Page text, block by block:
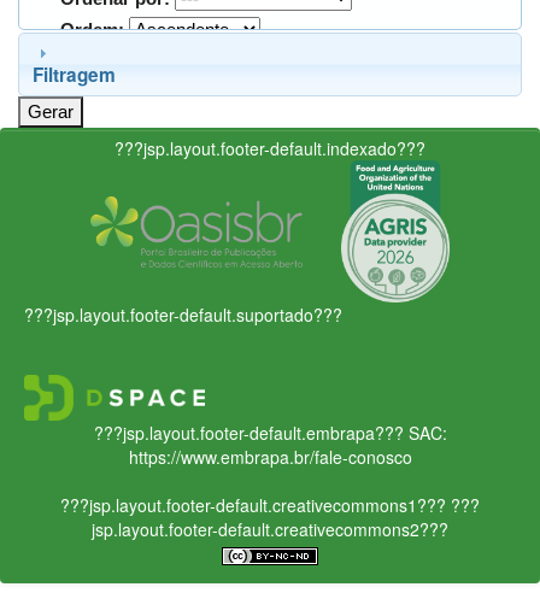
Ordem:
Filtragem
???jsp.layout.footer-default.indexado???
???jsp.layout.footer-default.suportado???
???jsp.layout.footer-default.embrapa??? SAC:
https://www.embrapa.br/fale-conosco
???jsp.layout.footer-default.creativecommons1??? ???
jsp.layout.footer-default.creativecommons2???